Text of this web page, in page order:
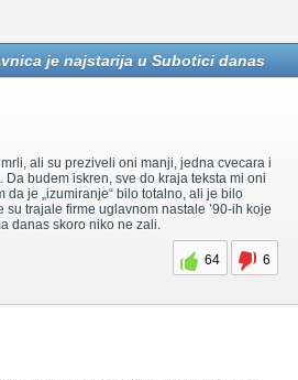
je najstarija u Subotici danas
ali su preziveli oni manji, jedna cvecara i
budem iskren, sve do kraja teksta mi oni
da je „izumiranje“ bilo totalno, ali je bilo
su trajale firme uglavnom nastale ’90-ih koje
danas skoro niko ne zali.
64
6